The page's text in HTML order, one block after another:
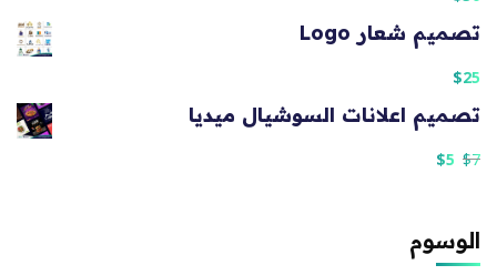
تصميم شعار Logo
$25
تصميم اعلانات السوشيال ميديا
$7
$5
الوسوم